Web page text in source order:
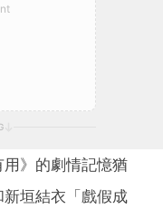
》的劇情記憶猶
垣結衣「戲假成